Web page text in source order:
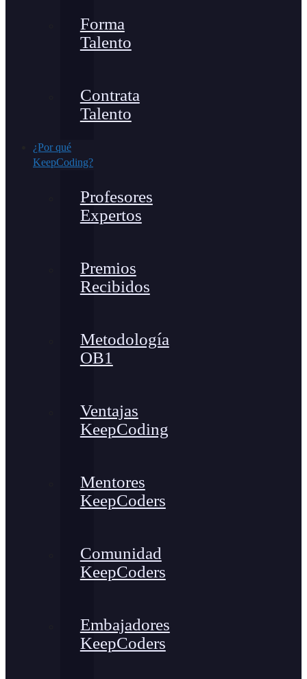
Forma
Talento
Contrata
Talento
¿Por qué
KeepCoding?
Profesores
Expertos
Premios
Recibidos
Metodología
OB1
Ventajas
KeepCoding
Mentores
KeepCoders
Comunidad
KeepCoders
Embajadores
KeepCoders